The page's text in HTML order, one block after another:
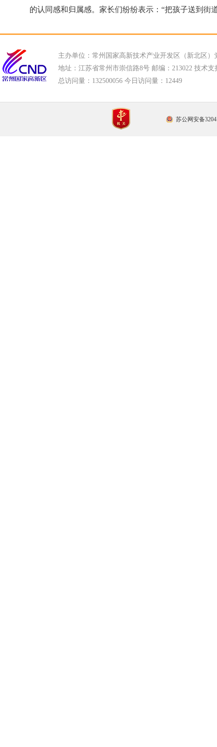
的认同感和归属感。家长们纷纷表示：“把孩子送到
主办单位：常州国家高新技术产业开发区（新北区）
地址：江苏省常州市崇信路8号 邮编：213022 技术支
总访问量： 132500056 今日访问量： 12449
苏公网安备